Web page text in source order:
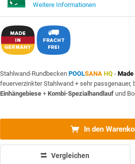
Weitere Informationen
Stahlwand-RundbeckenPOOLSANA HQ -Made
feuerverzinkter Stahlwand + sehr passgenauer,
Einhängebiese +Kombi-Spezialhandlauf und
In den
Vergleichen